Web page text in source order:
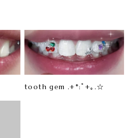
tooth gem .+*:ﾟ+｡.☆